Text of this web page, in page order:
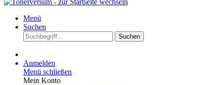
Menü
Suchen
Suchen
Anmelden
Menü schließen
Mein Konto